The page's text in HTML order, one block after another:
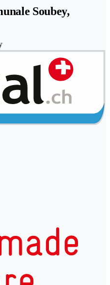
Soubey,